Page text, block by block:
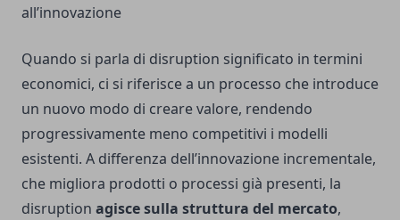
all’innovazione
Quando si parla di disruption significato in termini
economici, ci si riferisce a un processo che introduce
un nuovo modo di creare valore, rendendo
progressivamente meno competitivi i modelli
esistenti. A differenza dell’innovazione incrementale,
che migliora prodotti o processi già presenti, la
disruption agisce sulla struttura del mercato,